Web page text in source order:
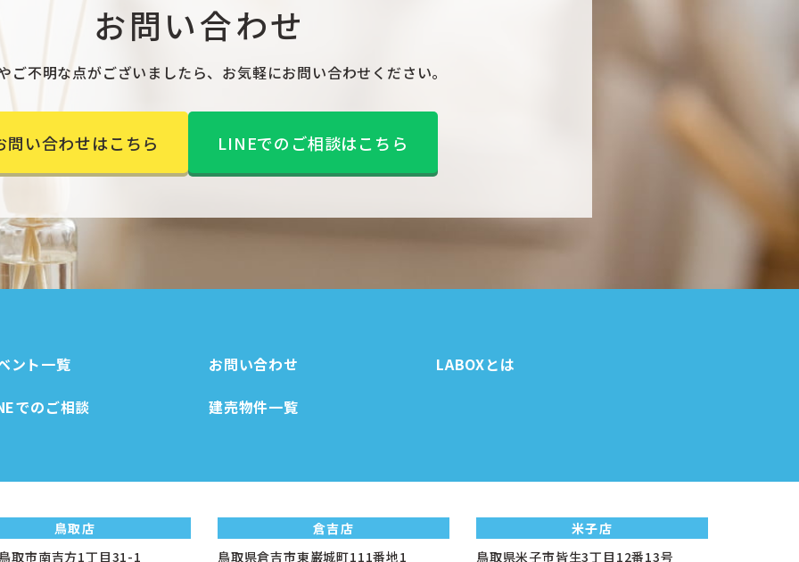
お問い合わせ
ご不明な点がございましたら、お気軽にお問い合わせください。
問い合わせはこちら LINEでのご相談はこちら
ント一覧 お問い合わせ
LABOXとは
でのご相談
建売物件一覧
鳥取店
取市南吉方1丁目31-1
倉吉店
鳥取県倉吉市東巌城町111番地1
米子店
鳥取県米子市皆生3丁目12番13号